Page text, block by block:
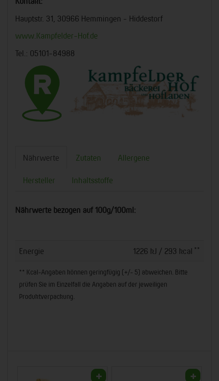
Hauptstr. 31, 30966 Hemmingen - Hiddestorf
www.Kampfelder-Hof.de
Tel.: 05101-84988
Nährwerte Zutaten Allergene
Hersteller Inhaltsstoffe
Nährwerte bezogen auf 100g/100ml:
Energie 1226 kJ / 293 kcal **
** Kcal-Angaben können geringfügig (+/- 5) abweichen. Bitte
prüfen Sie im Einzelfall die Angaben auf der jeweiligen
Produktverpackung.